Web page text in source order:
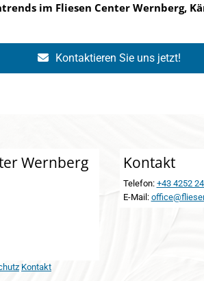
im Fliesen Center Wernberg,
Kontaktieren Sie uns jetzt!
Wernberg
Kontakt
Kontakt
Telefon: +43 4252
E-Mail: